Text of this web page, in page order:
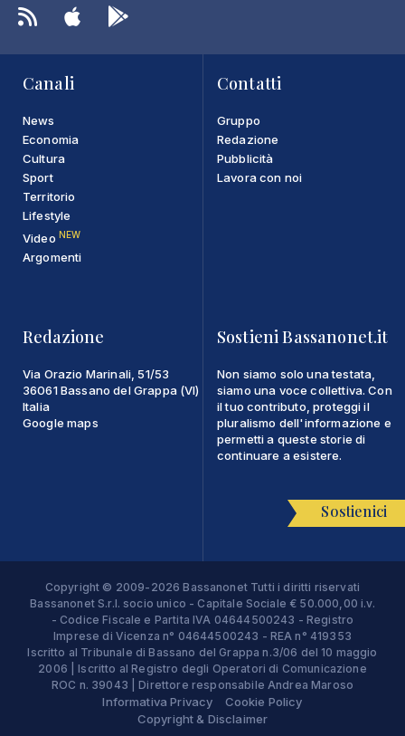
Canali
News
Economia
Cultura
Sport
Territorio
Lifestyle
Video NEW
Argomenti
Contatti
Gruppo
Redazione
Pubblicità
Lavora con noi
Redazione
Via Orazio Marinali, 51/53
36061 Bassano del Grappa (VI)
Italia
Google maps
Sostieni Bassanonet.it
Non siamo solo una testata,
siamo una voce collettiva. Con
il tuo contributo, proteggi il
pluralismo dell'informazione e
permetti a queste storie di
continuare a esistere.
Sostienici
Copyright © 2009-2026 Bassanonet Tutti i diritti riservati
Bassanonet S.r.l. socio unico - Capitale Sociale € 50.000,00 i.v.
- Codice Fiscale e Partita IVA 04644500243 - Registro
Imprese di Vicenza n° 04644500243 - REA n° 419353
Iscritto al Tribunale di Bassano del Grappa n.3/06 del 10 maggio
2006 | Iscritto al Registro degli Operatori di Comunicazione
ROC n. 39043 | Direttore responsabile Andrea Maroso
Informativa Privacy
Cookie Policy
Copyright & Disclaimer